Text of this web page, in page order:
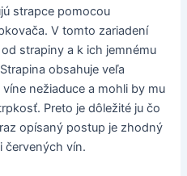
strapce pomocou
V tomto zariadení
strapiny a k ich jemnému
obsahuje veľa
nežiaduce a mohli by mu
Preto je dôležité ju čo
opísaný postup je zhodný
červených vín.